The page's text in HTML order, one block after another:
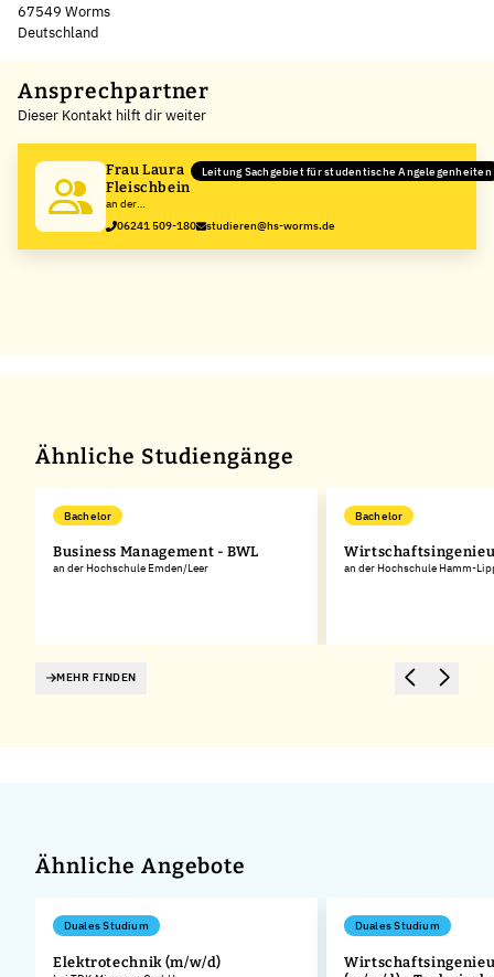
67549 Worms
Deutschland
+
−
Ansprechpartner
Dieser Kontakt hilft dir weiter
Frau Laura
Fleischbein
an der
Hochschule
Worms,
University of
Leitung Sachgebiet für studentische Angelegenheiten
06241 509-180 studieren@hs-worms.de
Ähnliche Studiengänge
Bachelor
Business Management - BWL
an der Hochschule Emden/Leer
Bachelor
an der Hochschule Hamm-
MEHR FINDEN
Ähnliche Angebote
Duales Studium
Elektrotechnik (m/w/d)
Duales Studium